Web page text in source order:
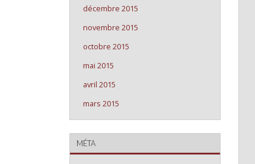
décembre 2015
novembre 2015
octobre 2015
mai 2015
avril 2015
mars 2015
MÉTA